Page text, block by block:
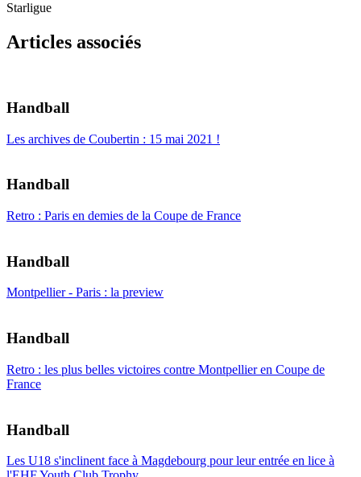
Starligue
Articles associés
Handball
Les archives de Coubertin : 15 mai 2021 !
Handball
Retro : Paris en demies de la Coupe de France
Handball
Montpellier - Paris : la preview
Handball
Retro : les plus belles victoires contre Montpellier en Coupe de
France
Handball
Les U18 s'inclinent face à Magdebourg pour leur entrée en lice à